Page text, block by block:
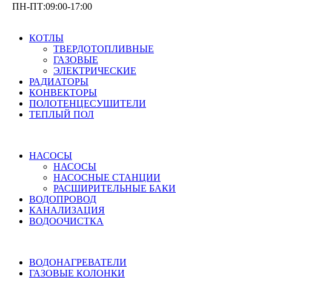
ПН-ПТ:09:00-17:00
КОТЛЫ
ТВЕРДОТОПЛИВНЫЕ
ГАЗОВЫЕ
ЭЛЕКТРИЧЕСКИЕ
РАДИАТОРЫ
КОНВЕКТОРЫ
ПОЛОТЕНЦЕСУШИТЕЛИ
ТЕПЛЫЙ ПОЛ
НАСОСЫ
НАСОСЫ
НАСОСНЫЕ СТАНЦИИ
РАСШИРИТЕЛЬНЫЕ БАКИ
ВОДОПРОВОД
КАНАЛИЗАЦИЯ
ВОДООЧИСТКА
ВОДОНАГРЕВАТЕЛИ
ГАЗОВЫЕ КОЛОНКИ